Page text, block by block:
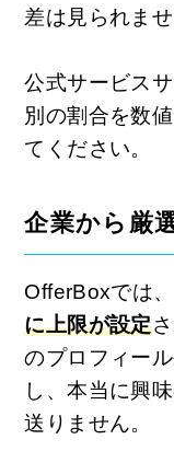
差は見られませ
公式サービス
別の割合を数
てください。
企業から厳
OfferBoxでは
に上限が設定
のプロフィー
し、本当に興
送りません。